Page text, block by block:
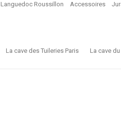
Languedoc Roussillon Accessoires
La cave des Tuileries Paris La cave